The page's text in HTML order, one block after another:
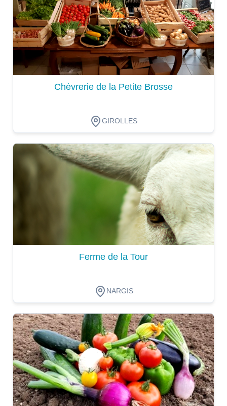
critères
Chèvrerie de la Petite Brosse
GIROLLES
Dégustation
Ferme de la Tour
NARGIS
Dégustation